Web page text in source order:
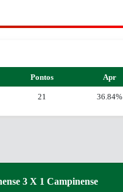
Pontos Apr
21 36.84%
3 X 1 Campinense